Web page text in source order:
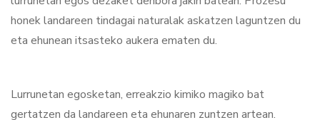
honek landareen tindagai naturalak askatzen laguntzen du
eta ehunean itsasteko aukera ematen du.
Lurrunetan egosketan, erreakzio kimiko magiko bat
gertatzen da landareen eta ehunaren zuntzen artean.